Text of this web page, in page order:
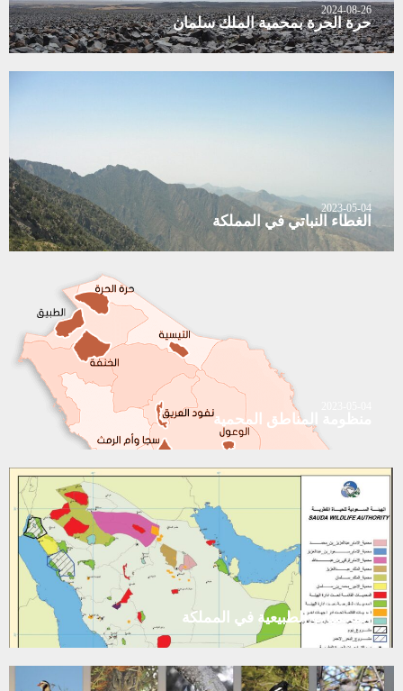
2024-08-26
حرة الحرة بمحمية الملك سلمان
2023-05-04
الغطاء النباتي في المملكة
منظومة المناطق المحمية
2023-05-04
المحميات الطبيعية في المملكة